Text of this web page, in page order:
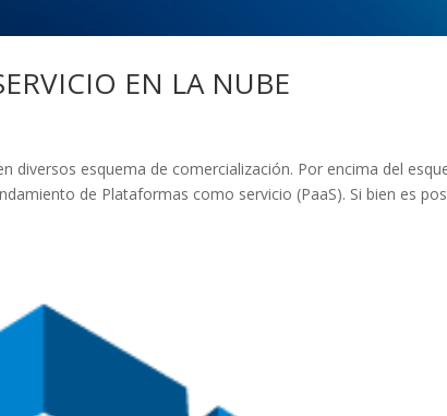
EN LA NUBE
diversos esquema de comercialización. Por encima del
de Plataformas como servicio (PaaS). Si bien es